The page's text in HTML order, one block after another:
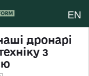
EN
дронарі
з